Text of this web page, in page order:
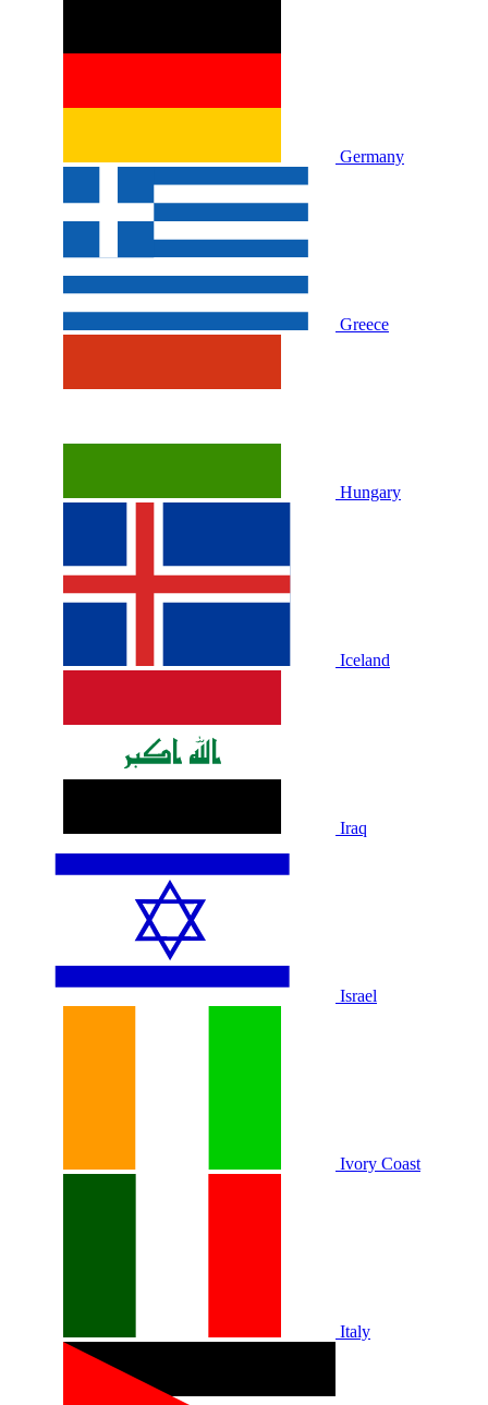
Germany
Greece
Hungary
Iceland
Iraq
Israel
Ivory Coast
Italy